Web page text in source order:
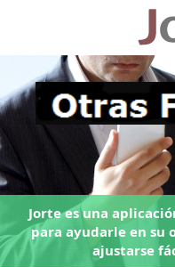
Jorte es una
para ayudarle en su
ajustarse